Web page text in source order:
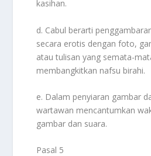
kasihan.
d. Cabul berarti
secara erotis dengan foto,
atau tulisan yang semata-
membangkitkan nafsu birahi.
e. Dalam penyiaran gambar
wartawan mencantumkan
gambar dan suara.
Pasal 5